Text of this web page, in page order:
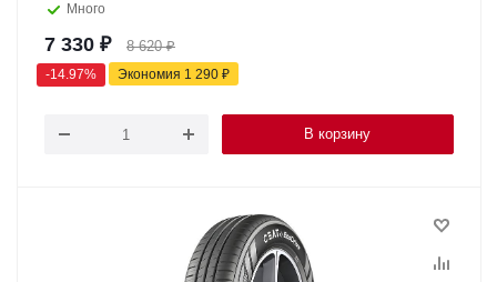
Много
7 330 ₽ 8 620₽
-14.97% Экономия 1 290 ₽
В корзину